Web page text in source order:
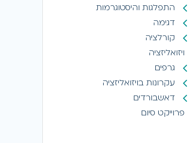
התפלגות והיסטוגרמות
דגימה
קורלציה
ויזואליזציה
גרפים
עקרונות בויזואליזציה
דאשבורדים
פרוייקט סיום